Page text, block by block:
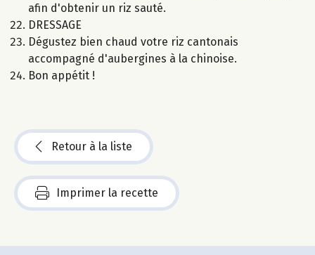
afin d'obtenir un riz sauté.
DRESSAGE
Dégustez bien chaud votre riz cantonais
accompagné d'aubergines à la chinoise.
Bon appétit !
Retour à la liste
Imprimer la recette